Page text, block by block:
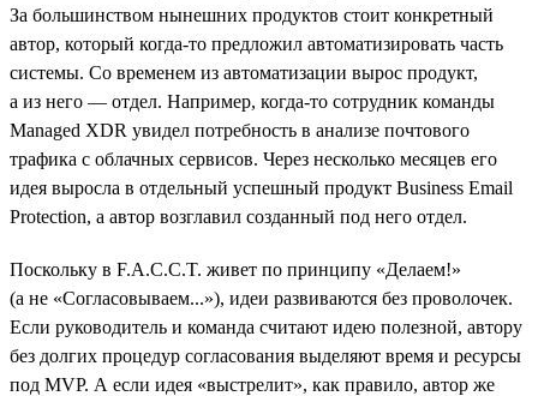
За большинством нынешних продуктов стоит конкретный
автор, который когда-то предложил автоматизировать часть
системы. Со временем из автоматизации вырос продукт,
а из него — отдел. Например, когда-то сотрудник команды
Managed XDR увидел потребность в анализе почтового
трафика с облачных сервисов. Через несколько месяцев его
идея выросла в отдельный успешный продукт Business Email
Protection, а автор возглавил созданный под него отдел.
Поскольку в F.A.C.C.T. живет по принципу «Делаем!»
(а не «Согласовываем...»), идеи развиваются без проволочек.
Если руководитель и команда считают идею полезной, автору
без долгих процедур согласования выделяют время и ресурсы
под MVP. А если идея «выстрелит», как правило, автор же